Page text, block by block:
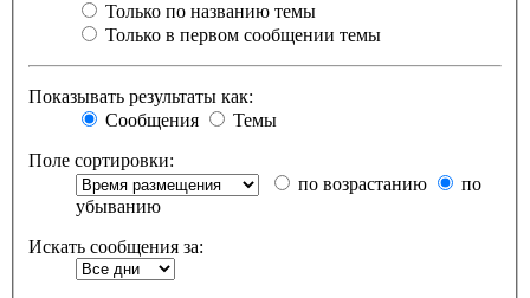
Только по названию темы
Только в первом сообщении темы
Показывать результаты как:
Сообщения
Темы
Поле сортировки:
по возрастанию
по
убыванию
Искать сообщения за: